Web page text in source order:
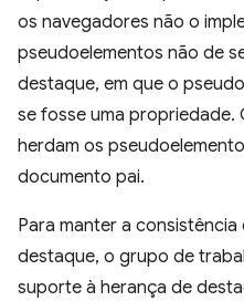
os navegadores não o
pseudoelementos não de
destaque, em que o
se fosse uma propriedade.
herdam os
documento pai.
Para manter a
destaque, o grupo de
suporte à herança de